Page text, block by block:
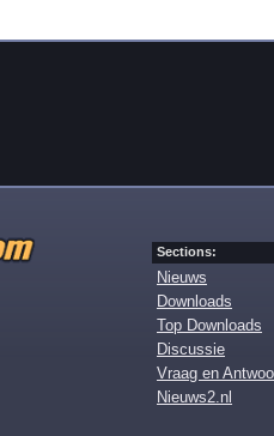
Sections:
Nieuws
Downloads
Top Downloads
Discussie
Vraag en
Nieuws2.nl